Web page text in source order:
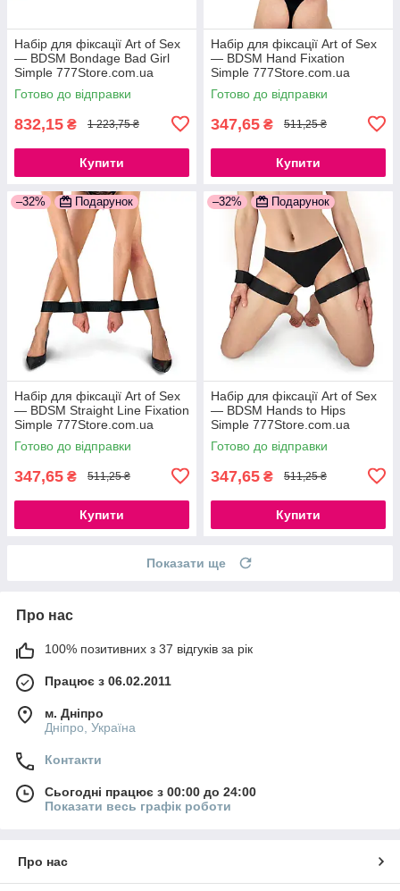
Набір для фіксації Art of Sex
— BDSM Bondage Bad Girl
Simple 777Store.com.ua
Готово до відправки
832,15 ₴ 1 223,75 ₴
Купити
Набір для фіксації Art of Sex
— BDSM Hand Fixation
Simple 777Store.com.ua
Готово до відправки
347,65 ₴ 511,25 ₴
Купити
–32% Подарунок
Набір для фіксації Art of Sex
— BDSM Straight Line Fixation
Simple 777Store.com.ua
Готово до відправки
347,65 ₴ 511,25 ₴
Купити
–32% Подарунок
Набір для фіксації Art of Sex
— BDSM Нands to Hips
Simple 777Store.com.ua
Готово до відправки
347,65 ₴ 511,25 ₴
Купити
Показати ще
Про нас
100% позитивних з 37 відгуків за рік
Працює з 06.02.2011
м. Дніпро
Дніпро, Україна
Контакти
Сьогодні працює з 00:00 до 24:00
Показати весь графік роботи
Про нас